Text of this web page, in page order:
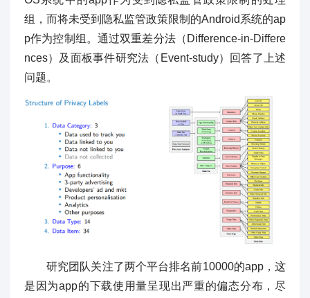
组，而将未受到隐私监管政策限制的Android系统的ap
p作为控制组。通过双重差分法（Difference-in-Differe
nces）及面板事件研究法（Event-study）回答了上述
问题。
研究团队关注了两个平台排名前10000的app，这
是因为app的下载使用量呈现出严重的偏态分布，尽